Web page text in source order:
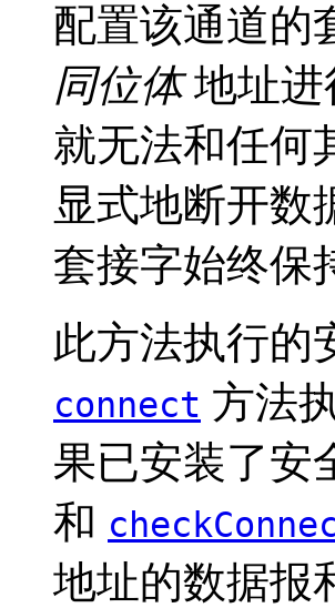
配置该通道的
同位体地址进
就无法和任何
显式地断开数
套接字始终保
此方法执行的
connect 方法
果已安装了安
和
地址的数据报